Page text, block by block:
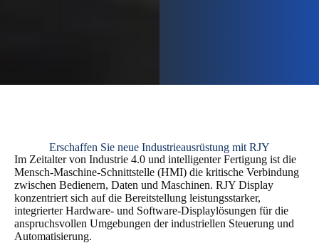
Erschaffen Sie neue Industrieausrüstung mit RJY
Im Zeitalter von Industrie 4.0 und intelligenter Fertigung ist die
Mensch-Maschine-Schnittstelle (HMI) die kritische Verbindung
zwischen Bedienern, Daten und Maschinen. RJY Display
konzentriert sich auf die Bereitstellung leistungsstarker,
integrierter Hardware- und Software-Displaylösungen für die
anspruchsvollen Umgebungen der industriellen Steuerung und
Automatisierung.